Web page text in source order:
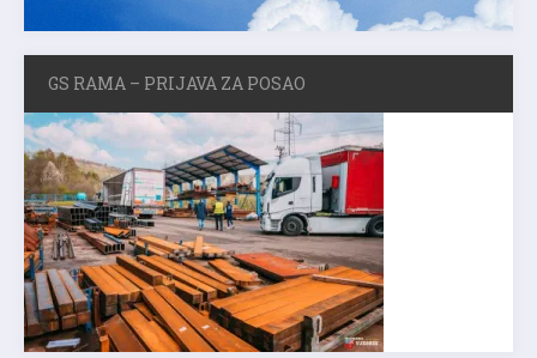
GS RAMA – PRIJAVA ZA POSAO